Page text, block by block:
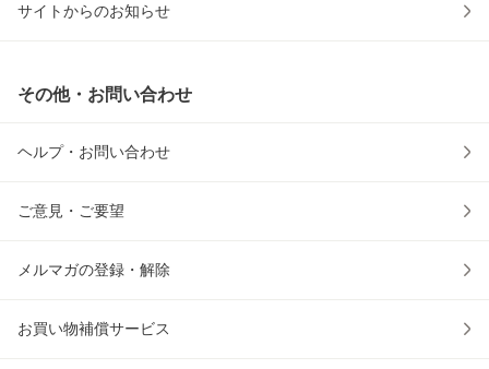
サイトからのお知らせ
その他・お問い合わせ
ヘルプ・お問い合わせ
ご意見・ご要望
メルマガの登録・解除
お買い物補償サービス